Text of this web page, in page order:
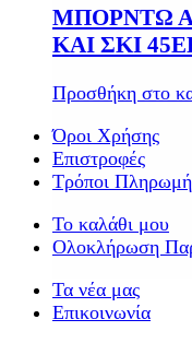
ΜΠΟΡΝΤΩ
ΚΑΙ ΣΚΙ
Προσθήκη στο
Όροι Χρήσης
Επιστροφές
Τρόποι
Το καλάθι μου
Ολοκλήρωση
Τα νέα μας
Επικοινωνία